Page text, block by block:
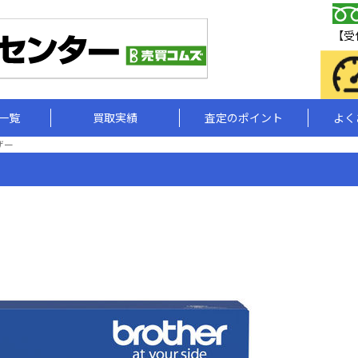
【
覧 買取実績 査定のポイント よ
ー